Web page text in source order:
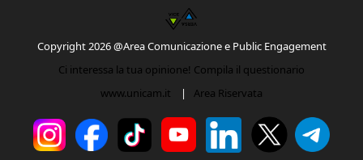
Copyright 2026 @Area Comunicazione e Public Engagement
Ci interessa la tua opinione! Compila il questionario
www.unicam.it | Area Riservata